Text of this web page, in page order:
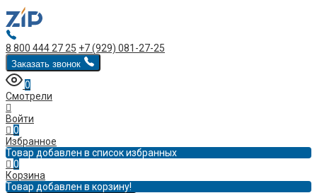
8 800 444 27 25 +7 (929) 081-27-25
Заказать звонок
0
Смотрели
Войти
0
Избранное
Товар добавлен в список избранных
0
Корзина
Товар добавлен в корзину!